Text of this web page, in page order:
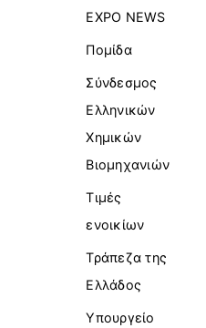
EXPO NEWS
Πομίδα
Σύνδεσμος
Ελληνικών
Χημικών
Βιομηχανιών
Τιμές
ενοικίων
Τράπεζα της
Ελλάδος
Υπουργείο